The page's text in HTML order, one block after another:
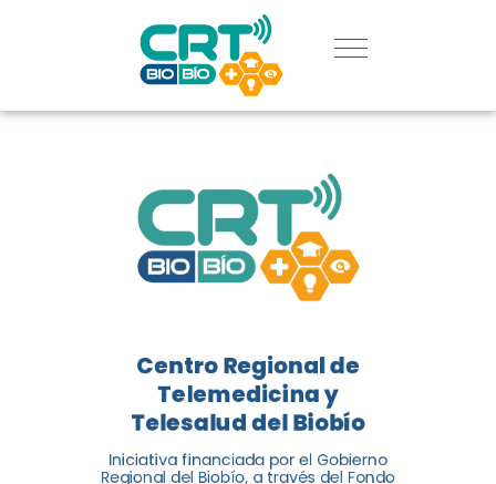
REGIÓN:
CONOCE
LOGROS
DE CRT
BIOBÍO
El Centro Regional de
Telemedicina y Telesalud del
Biobío presenta el balance de
tres años acercando la salud
Centro Regional de
Telemedicina y
Telesalud del Biobío
Iniciativa financiada por el Gobierno
Regional del Biobío, a través del Fondo